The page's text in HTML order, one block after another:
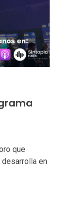
que
en